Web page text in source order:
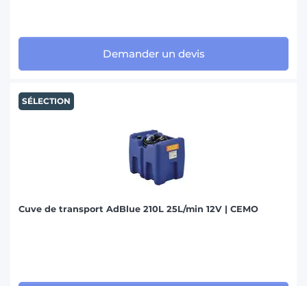
Demander un devis
SÉLECTION
Cuve de transport AdBlue 210L 25L/min 12V | CEMO